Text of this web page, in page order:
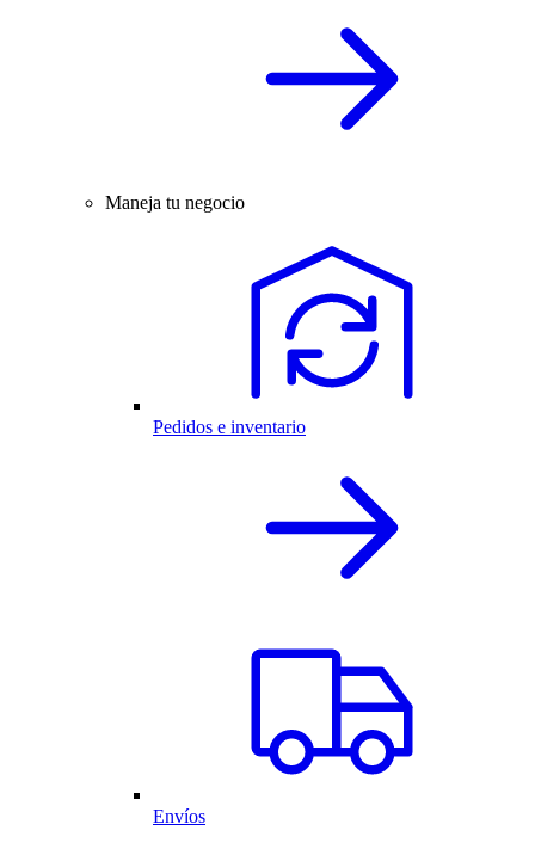
Maneja tu negocio
Pedidos e inventario
Envíos